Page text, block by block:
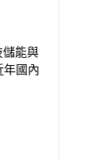
儲能與
年國內